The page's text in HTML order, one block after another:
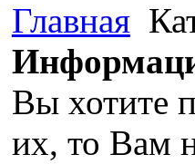
Главная
Вы хотите
их, то Вам